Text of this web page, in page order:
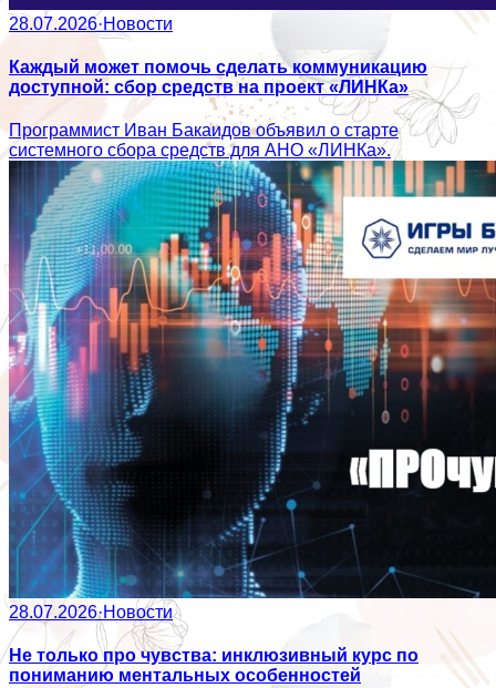
28.07.2026·Новости
Каждый может помочь сделать коммуникацию
доступной: сбор средств на проект «ЛИНКа»
Программист Иван Бакаидов объявил о старте
системного сбора средств для АНО «ЛИНКа».
28.07.2026·Новости
Не только про чувства: инклюзивный курс по
пониманию ментальных особенностей